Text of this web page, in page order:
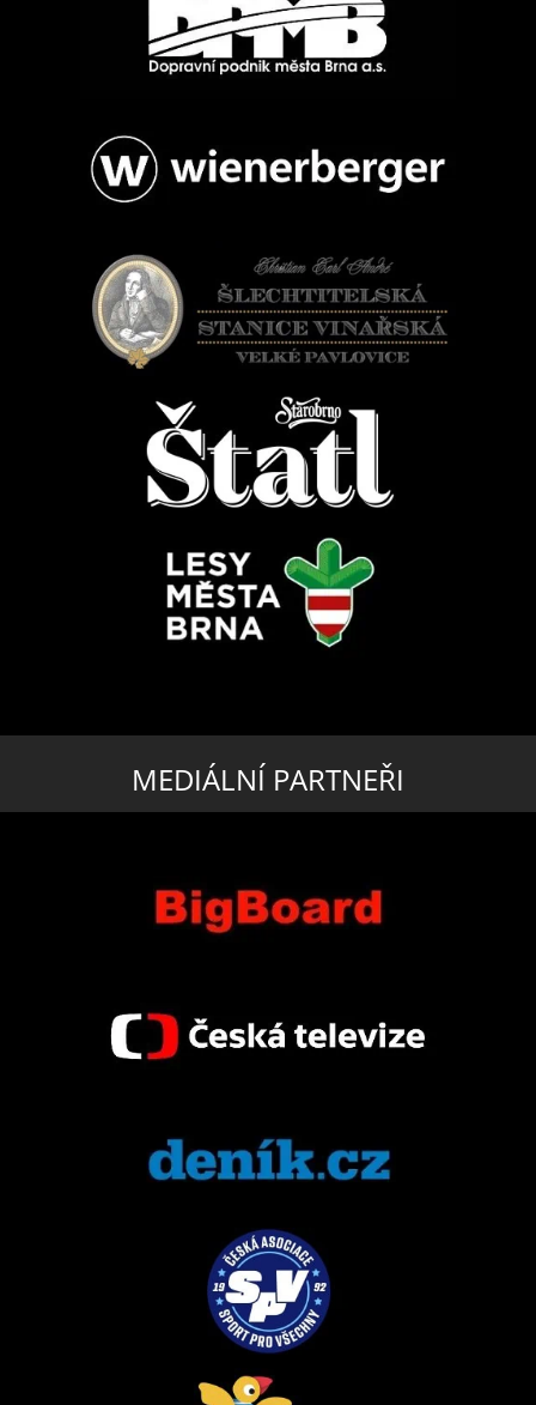
MEDIÁLNÍ PARTNEŘI